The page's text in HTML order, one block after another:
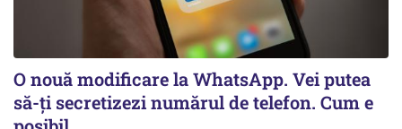
O nouă modificare la WhatsApp. Vei putea
să-ți secretizezi numărul de telefon. Cum e